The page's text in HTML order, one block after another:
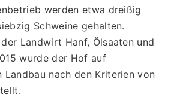
werden etwa dreißig
Schweine gehalten.
Landwirt Hanf, Ölsaaten und
wurde der Hof auf
Landbau nach den Kriterien von